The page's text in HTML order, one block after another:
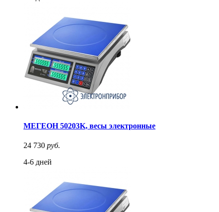
МЕГЕОН 50203K, весы электронные
24 730 руб.
4-6 дней